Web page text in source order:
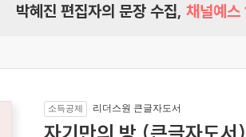
박혜진 편집자의 문장 수집, 채널예스
소득공제 리더스원 큰글자도서